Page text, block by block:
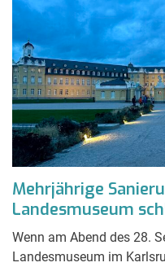
Mehrjährige
Landesmuseum
Wenn am Abend des 28.
Landesmuseum im